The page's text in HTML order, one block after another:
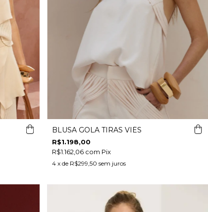
BLUSA GOLA TIRAS VIÉS
R$1.198,00
R$1.162,06 com Pix
4 x de R$299,50 sem juros